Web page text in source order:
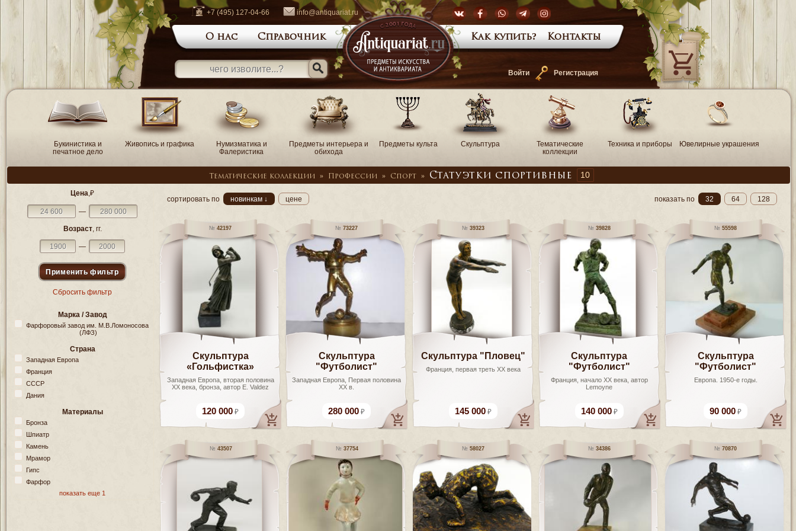
+7 (495) 127-04-66 info@antiquariat.ru
Войти Регистрация
О нас Справочник Как купить? Контакты
—
Букинистика и
печатное дело
Живопись и графика
Нумизматика и
Фалеристика
Предметы интерьера и
обихода
Предметы культа Скульптура
Тематические
коллекции
Техника и приборы Ювелирные украшения
Тематические коллекции» Профессии» Спорт» Статуэтки спортивные 10
Цена ,₽
—
Возраст, гг.
—
Сбросить фильтр
Марка / Завод
Фарфоровый завод им. М.В.Ломоносова
(ЛФЗ)
Страна
Западная Европа
Франция
СССР
Дания
Материалы
Бронза
Шпиатр
Камень
Мрамор
Гипс
Фарфор
показать еще 1
сортировать по новинкам ↓ цене показать по 32 64 128
42197
Скульптура
«Гольфистка»
Западная Европа, вторая половина
XX века, бронза, автор E. Valdez
120 000
73227
Скульптура
"Футболист"
Западная Европа, Первая половина
ХХ в.
280 000
39323
Скульптура "Пловец"
Франция, первая треть ХХ века
145 000
39828
Скульптура
"Футболист"
Франция, начало XX века, автор
Lemoyne
140 000
55598
Скульптура
"Футболист"
Европа. 1950-е годы.
90 000
43507 37754 58027 34386 70870